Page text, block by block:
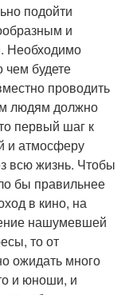
подойти
и
Необходимо
чем будете
проводить
людям должно
первый шаг к
и атмосферу
всю жизнь. Чтобы
бы правильнее
в кино, на
нашумевшей
то от
ожидать много
и юноши, и